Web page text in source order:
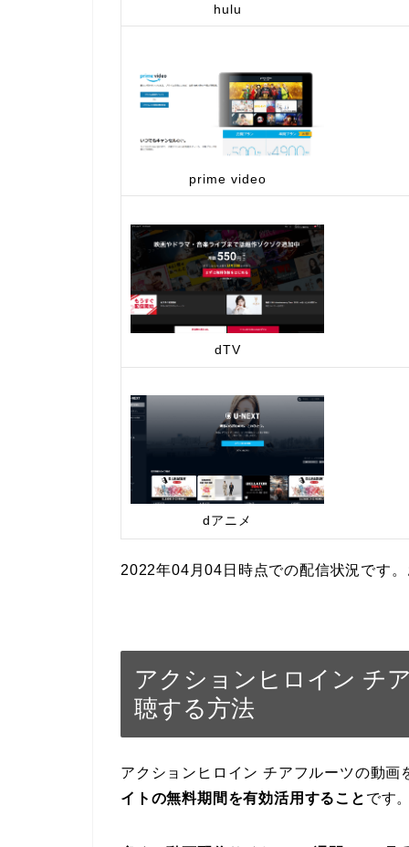
hulu
prime video
dTV
dアニメ
2022年04月04日時点での配信状況です
アクションヒロイン チ
聴する方法
アクションヒロイン チアフルーツの動
イトの無料期間を有効活用すること です